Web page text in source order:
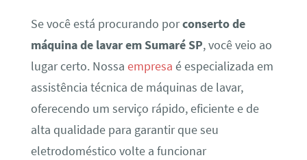
Se você está procurando porconserto de
máquina de lavar em Sumaré SP, você veio ao
lugar certo. Nossa empresa é especializada em
assistência técnica de máquinas de lavar,
oferecendo um serviço rápido, eficiente e de
alta qualidade para garantir que seu
eletrodoméstico volte a funcionar